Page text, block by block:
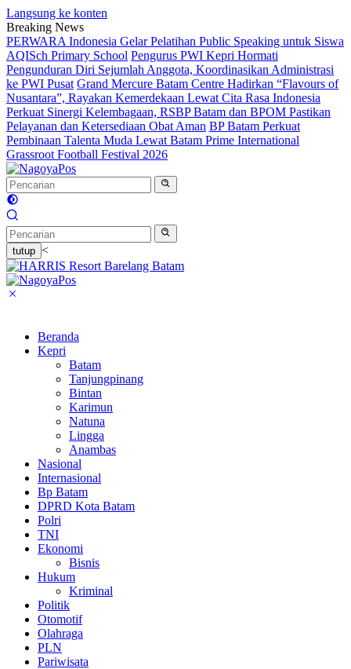
Langsung ke konten
Breaking News
PERWARA Indonesia Gelar Pelatihan Public Speaking untuk Siswa
AQISch Primary School Pengurus PWI Kepri Hormati
Pengunduran Diri Sejumlah Anggota, Koordinasikan Administrasi
ke PWI Pusat Grand Mercure Batam Centre Hadirkan “Flavours of
Nusantara”, Rayakan Kemerdekaan Lewat Cita Rasa Indonesia
Perkuat Sinergi Kelembagaan, RSBP Batam dan BPOM Pastikan
Pelayanan dan Ketersediaan Obat Aman BP Batam Perkuat
Pembinaan Talenta Muda Lewat Batam Prime International
Grassroot Football Festival 2026
tutup <
Beranda
Kepri
Batam
Tanjungpinang
Bintan
Karimun
Natuna
Lingga
Anambas
Nasional
Internasional
Bp Batam
DPRD Kota Batam
Polri
TNI
Ekonomi
Bisnis
Hukum
Kriminal
Politik
Otomotif
Olahraga
PLN
Pariwisata